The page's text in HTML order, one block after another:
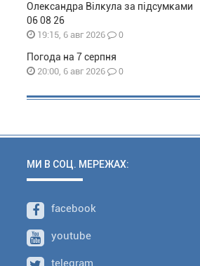
Олександра Вілкула за підсумками
06 08 26
19:15, 6 авг 2026 0
Погода на 7 серпня
20:00, 6 авг 2026 0
МИ В СОЦ. МЕРЕЖАХ:
facebook
youtube
telegram